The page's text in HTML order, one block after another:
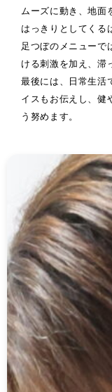
ムーズに動き、地面
はっきりとしてくる
足つぼのメニューで
ける刺激を加え、滞
最後には、日常生活
イスもお伝えし、健
う努めます。